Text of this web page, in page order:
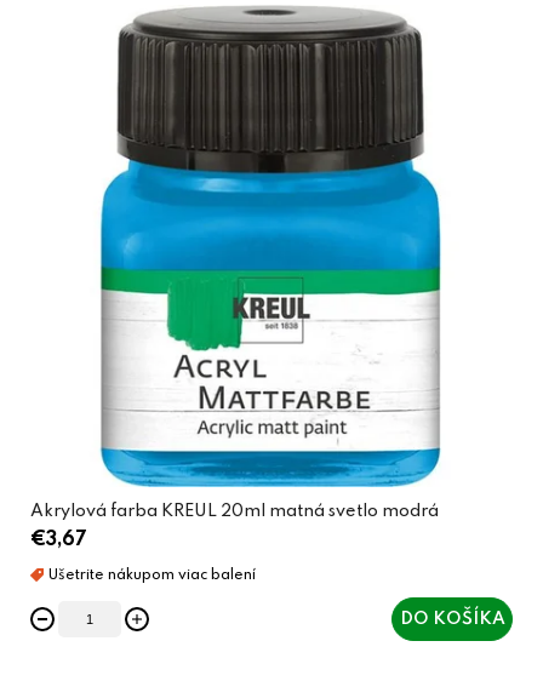
Akrylová farba KREUL 20ml matná svetlo modrá
€3,67
DO KOŠÍKA